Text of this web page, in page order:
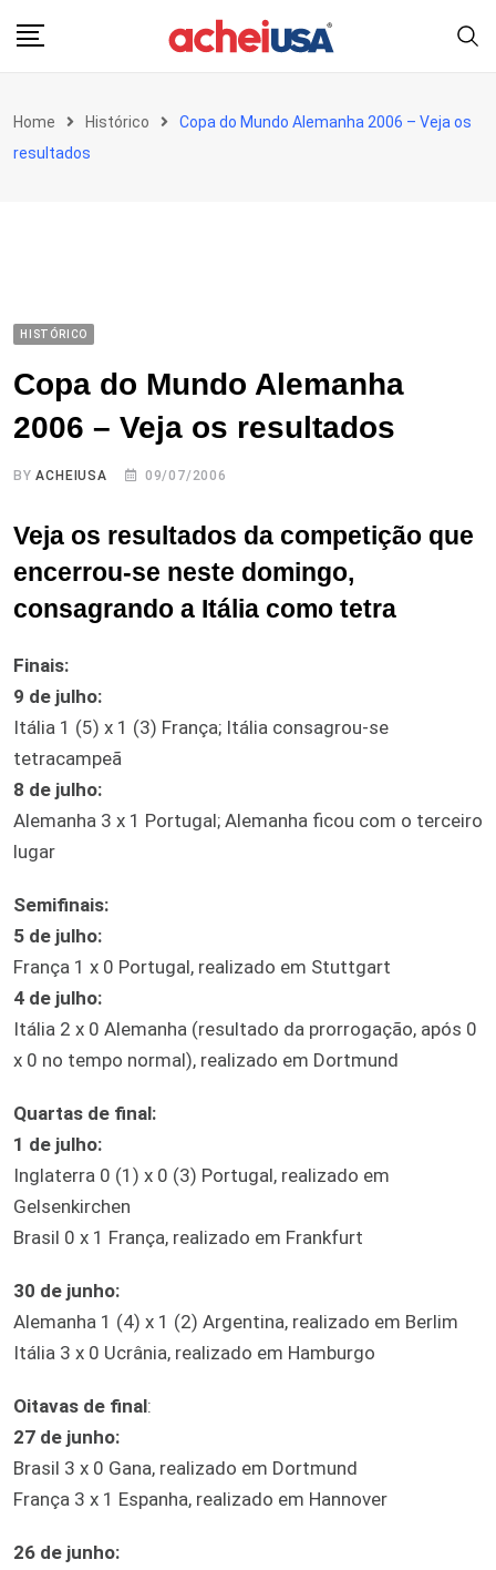
Home Histórico
Copa do Mundo Alemanha 2006 – Veja os
resultados
HISTÓRICO
Copa do Mundo Alemanha
2006 – Veja os resultados
BYACHEIUSA 09/07/2006
Veja os resultados da competição que
encerrou-se neste domingo,
consagrando a Itália como tetra
Finais:
9 de julho:
Itália 1 (5) x 1 (3) França; Itália consagrou-se
tetracampeã
8 de julho:
Alemanha 3 x 1 Portugal; Alemanha ficou com o terceiro
lugar
Semifinais:
5 de julho:
França 1 x 0 Portugal, realizado em Stuttgart
4 de julho:
Itália 2 x 0 Alemanha (resultado da prorrogação, após 0
x 0 no tempo normal), realizado em Dortmund
Quartas de final:
1 de julho:
Inglaterra 0 (1) x 0 (3) Portugal, realizado em
Gelsenkirchen
Brasil 0 x 1 França, realizado em Frankfurt
30 de junho:
Alemanha 1 (4) x 1 (2) Argentina, realizado em Berlim
Itália 3 x 0 Ucrânia, realizado em Hamburgo
Oitavas de final:
27 de junho:
Brasil 3 x 0 Gana, realizado em Dortmund
França 3 x 1 Espanha, realizado em Hannover
26 de junho: